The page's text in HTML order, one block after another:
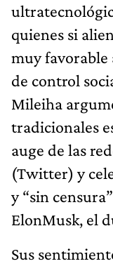
quienes si
muy favorable
de control
Mileiha
tradicionales
auge de las
(Twitter) y
y “sin
ElonMusk, el
Sus